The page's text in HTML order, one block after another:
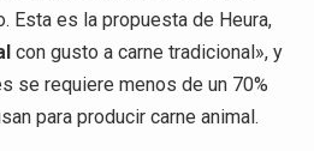
Esta es la propuesta de Heura,
con gusto a carne tradicional», y
se requiere menos de un 70%
para producir carne animal.